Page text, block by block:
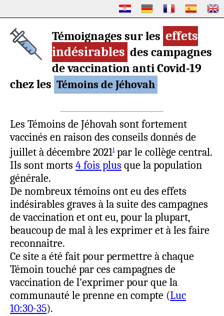
Témoignages sur les effets
indésirables des campagnes
de vaccination anti Covid-19
chez les Témoins de Jéhovah
Les Témoins de Jéhovah sont fortement
vaccinés en raison des conseils donnés de
juillet à décembre 20211par le collège central.
Ils sont morts 4 fois plus que la population
générale.
De nombreux témoins ont eu des effets
indésirables graves à la suite des campagnes
de vaccination et ont eu, pour la plupart,
beaucoup de mal à les exprimer et à les faire
reconnaitre.
Ce site a été fait pour permettre à chaque
Témoin touché par ces campagnes de
vaccination de l'exprimer pour que la
communauté le prenne en compte (Luc
10:30-35).